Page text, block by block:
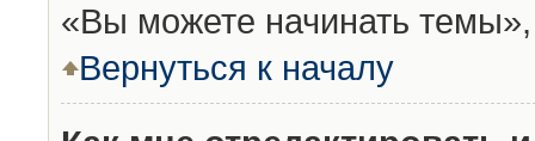
«Вы можете начинать
Вернуться к началу